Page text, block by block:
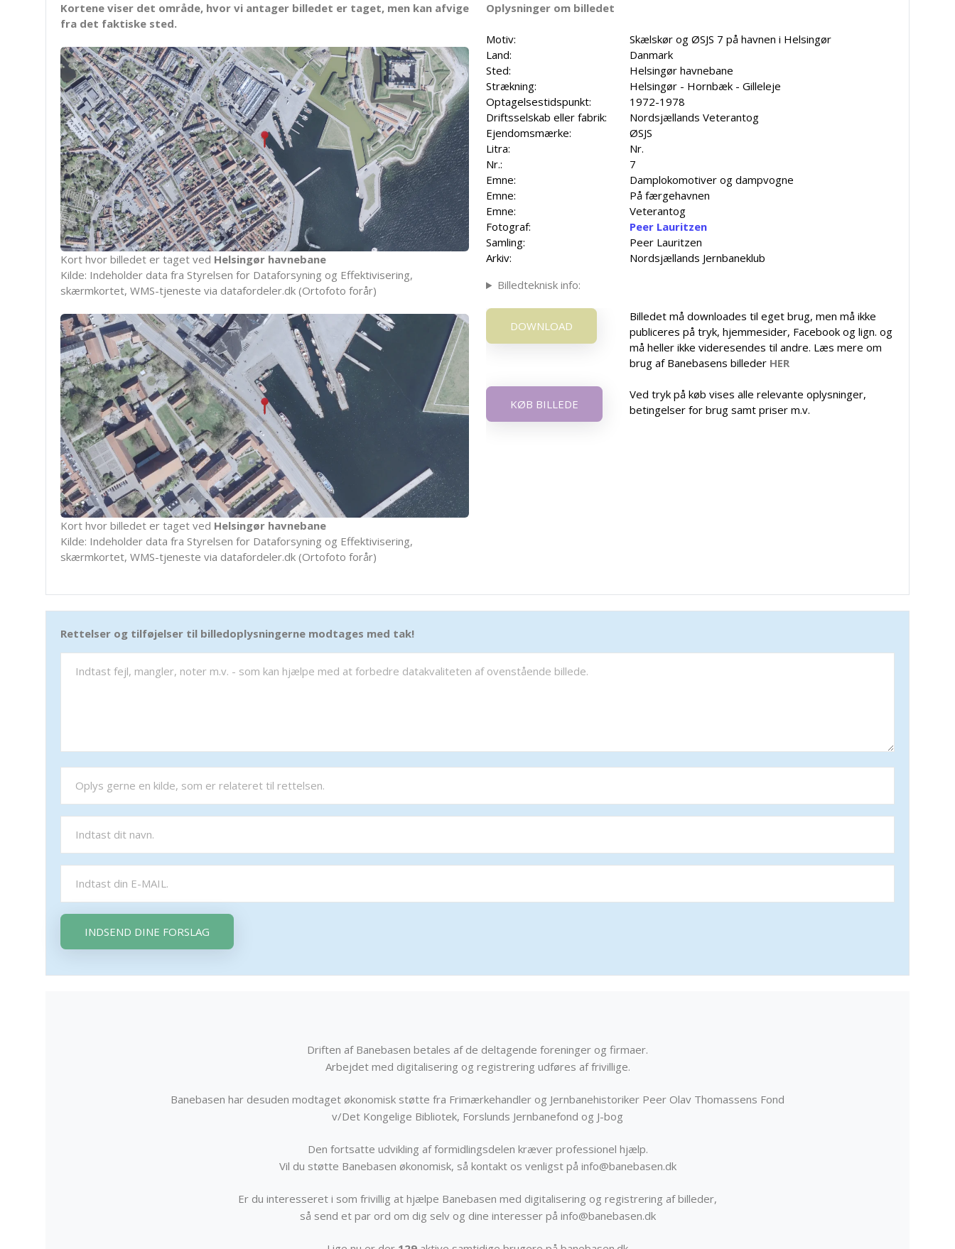
Kortene viser det område, hvor vi antager billedet er taget, men kan afvige
fra det faktiske sted.
Kort hvor billedet er taget ved Helsingør havnebane
Kilde: Indeholder data fra Styrelsen for Dataforsyning og Effektivisering,
skærmkortet, WMS-tjeneste via datafordeler.dk (Ortofoto forår)
Kort hvor billedet er taget ved Helsingør havnebane
Kilde: Indeholder data fra Styrelsen for Dataforsyning og Effektivisering,
skærmkortet, WMS-tjeneste via datafordeler.dk (Ortofoto forår)
Oplysninger om billedet
Motiv:
Skælskør og ØSJS 7 på havnen i Helsingør
Land:
Danmark
Sted:
Helsingør havnebane
Strækning:
Helsingør - Hornbæk - Gilleleje
Optagelsestidspunkt:
1972-1978
Driftsselskab eller fabrik:
Nordsjællands Veterantog
Ejendomsmærke:
ØSJS
Litra:
Nr.
Nr.:
7
Emne:
Damplokomotiver og dampvogne
Emne:
På færgehavnen
Emne:
Veterantog
Fotograf:
Peer Lauritzen
Samling:
Peer Lauritzen
Arkiv:
Nordsjællands Jernbaneklub
Billedteknisk info:
DOWNLOAD
Billedet må downloades til eget brug, men må ikke
publiceres på tryk, hjemmesider, Facebook og lign. og
må heller ikke videresendes til andre. Læs mere om
brug af Banebasens billeder HER
KØB BILLEDE
Ved tryk på køb vises alle relevante oplysninger,
betingelser for brug samt priser m.v.
Rettelser og tilføjelser til billedoplysningerne modtages med tak!
INDSEND DINE FORSLAG
Driften af Banebasen betales af de deltagende foreninger og firmaer.
Arbejdet med digitalisering og registrering udføres af frivillige.
Banebasen har desuden modtaget økonomisk støtte fra Frimærkehandler og Jernbanehistoriker Peer Olav Thomassens Fond
v/Det Kongelige Bibliotek, Forslunds Jernbanefond og J-bog
Den fortsatte udvikling af formidlingsdelen kræver professionel hjælp.
Vil du støtte Banebasen økonomisk, så kontakt os venligst på info@banebasen.dk
Er du interesseret i som frivillig at hjælpe Banebasen med digitalisering og registrering af billeder,
så send et par ord om dig selv og dine interesser på info@banebasen.dk